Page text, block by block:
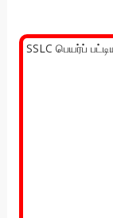
SSLC பெயர்ப்